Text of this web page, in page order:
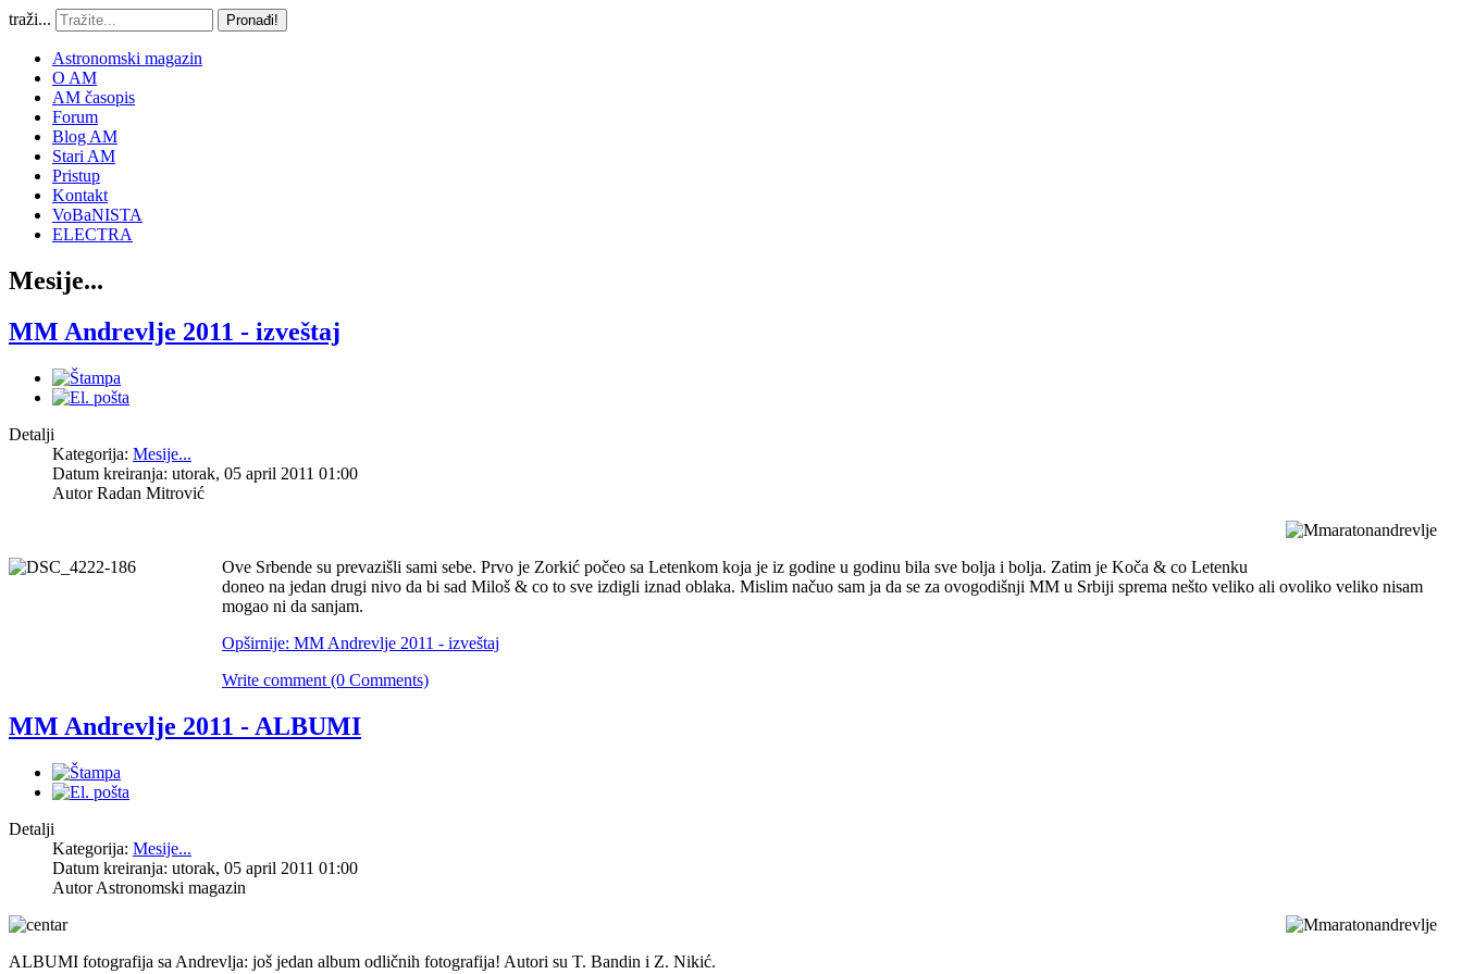
traži... Pronađi!
Astronomski magazin
O AM
AM časopis
Forum
Blog AM
Stari AM
Pristup
Kontakt
VoBaNISTA
ELECTRA
Mesije...
MM Andrevlje 2011 - izveštaj
Detalji
Kategorija: Mesije...
Datum kreiranja: utorak, 05 april 2011 01:00
Autor Radan Mitrović
Ove Srbende su prevazišli sami sebe. Prvo je Zorkić počeo sa Letenkom koja je iz godine u godinu bila sve bolja i bolja. Zatim je Koča & co Letenku
doneo na jedan drugi nivo da bi sad Miloš & co to sve izdigli iznad oblaka. Mislim načuo sam ja da se za ovogodišnji MM u Srbiji sprema nešto veliko ali ovoliko veliko nisam
mogao ni da sanjam.
Opširnije: MM Andrevlje 2011 - izveštaj
Write comment (0 Comments)
MM Andrevlje 2011 - ALBUMI
Detalji
Kategorija: Mesije...
Datum kreiranja: utorak, 05 april 2011 01:00
Autor Astronomski magazin
ALBUMI fotografija sa Andrevlja: još jedan album odličnih fotografija! Autori su T. Bandin i Z. Nikić.